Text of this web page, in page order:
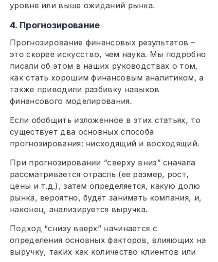
уровне или выше ожиданий рынка.
4. Прогнозирование
Прогнозирование финансовых результатов –
это скорее искусство, чем наука. Мы подробно
писали об этом в наших руководствах о том,
как стать хорошим финансовым аналитиком, а
также приводили разбивку навыков
финансового моделирования.
Если обобщить изложенное в этих статьях, то
существует два основных способа
прогнозирования: нисходящий и восходящий.
При прогнозировании “сверху вниз” сначала
рассматривается отрасль (ее размер, рост,
цены и т.д.), затем определяется, какую долю
рынка, вероятно, будет занимать компания, и,
наконец, анализируется выручка.
Подход “снизу вверх” начинается с
определения основных факторов, влияющих на
выручку, таких как количество клиентов или